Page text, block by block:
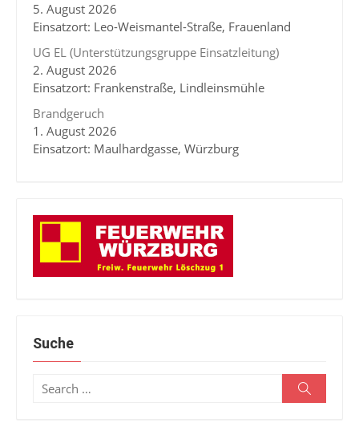
5. August 2026
Einsatzort: Leo-Weismantel-Straße, Frauenland
UG EL (Unterstützungsgruppe Einsatzleitung)
2. August 2026
Einsatzort: Frankenstraße, Lindleinsmühle
Brandgeruch
1. August 2026
Einsatzort: Maulhardgasse, Würzburg
Suche
Search